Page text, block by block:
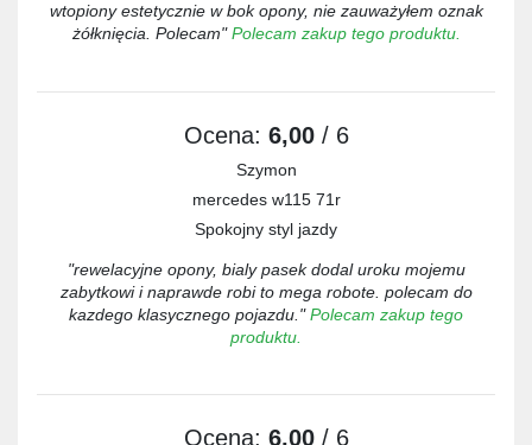
wtopiony estetycznie w bok opony, nie zauważyłem oznak
żółknięcia. Polecam"Polecam zakup tego produktu.
Ocena: 6,00/ 6
Szymon
mercedes w115 71r
Spokojny styl jazdy
"rewelacyjne opony, bialy pasek dodal uroku mojemu
zabytkowi i naprawde robi to mega robote. polecam do
kazdego klasycznego pojazdu."Polecam zakup tego
produktu.
Ocena: 6,00/ 6